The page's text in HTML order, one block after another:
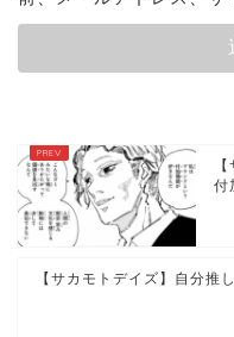
付
【サカモトデイズ】自分推